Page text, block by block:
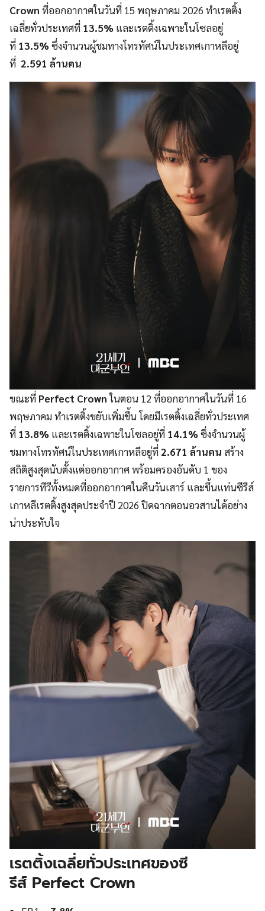
Crown ที่ออกอากาศในวันที่ 15 พฤษภาคม 2026 ทำเรตติ้ง
เฉลี่ยทั่วประเทศที่ 13.5% และเรตติ้งเฉพาะในโซลอยู่
ที่ 13.5%ซึ่งจำนวนผู้ชมทางโทรทัศน์ในประเทศเกาหลีอยู่
ที่ 2.591 ล้านคน
ขณะที่ Perfect Crownในตอน 12 ที่ออกอากาศในวันที่ 16
พฤษภาคม ทำเรตติ้งขยับเพิ่มขึ้น โดยมีเรตติ้งเฉลี่ยทั่วประเทศ
ที่ 13.8% และเรตติ้งเฉพาะในโซลอยู่ที่ 14.1%ซึ่งจำนวนผู้
ชมทางโทรทัศน์ในประเทศเกาหลีอยู่ที่ 2.671 ล้านคน สร้าง
สถิติสูงสุดนับตั้งแต่ออกอากาศ พร้อมครองอันดับ 1 ของ
รายการทีวีทั้งหมดที่ออกอากาศในคืนวันเสาร์ และขึ้นแท่นซีรีส์
เกาหลีเรตติ้งสูงสุดประจำปี 2026 ปิดฉากตอนอวสานได้อย่าง
น่าประทับใจ
เรตติ้งเฉลี่ยทั่วประเทศของซี
รีส์ Perfect Crown